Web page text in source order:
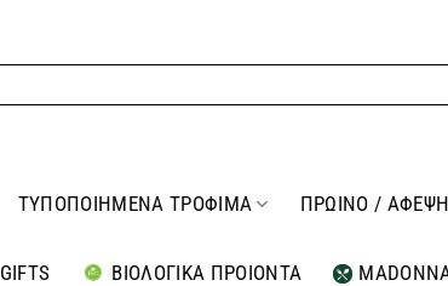
ΤΥΠΟΠΟΙΗΜΕΝΑ ΤΡΟΦΙΜΑ ΠΡΩΙΝΟ /
GIFTS ΒΙΟΛΟΓΙΚΑ ΠΡΟΙΟΝΤΑ